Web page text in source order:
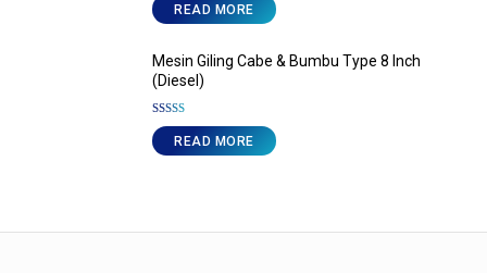
READ MORE
Mesin Giling Cabe & Bumbu Type 8 Inch
(Diesel)
Rated4.71
out of 5READ MORE